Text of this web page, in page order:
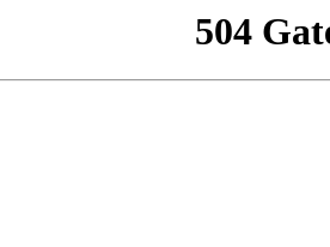
504